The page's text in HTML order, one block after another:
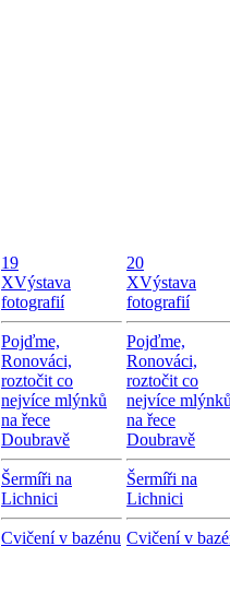
19
XVýstava
fotografií
Pojďme,
Ronováci,
roztočit co
nejvíce mlýnků
na řece
Doubravě
Šermíři na
Lichnici
Cvičení v bazénu
20
XVýstava
fotografií
Pojďme,
Ronováci,
roztočit co
nejvíce
na řece
Doubravě
Šermíři na
Lichnici
Cvičení v